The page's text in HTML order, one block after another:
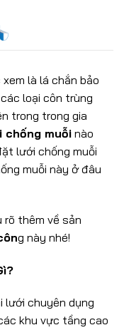
là lá chắn bảo
loại côn trùng
trong trong gia
muỗinào
lưới chống muỗi
muỗi này ở đâu
thêm về sản
g này nhé!
lưới chuyên dụng
khu vực tầng cao